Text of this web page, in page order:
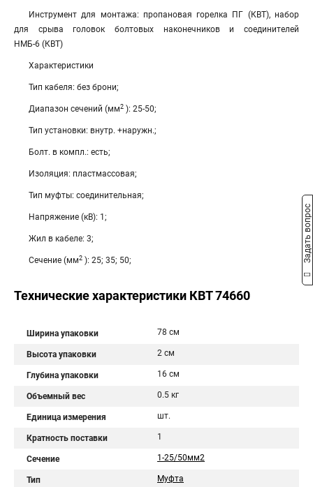
Инструмент для монтажа: пропановая горелка ПГ (КВТ), набор
для срыва головок болтовых наконечников и соединителей
НМБ-6 (КВТ)
Характеристики
Тип кабеля: без брони;
Диапазон сечений (мм2 ): 25-50;
Тип установки: внутр. +наружн.;
Болт. в компл.: есть;
Изоляция: пластмассовая;
Тип муфты: соединительная;
Напряжение (кВ): 1;
Жил в кабеле: 3;
Сечение (мм2 ): 25; 35; 50;
Технические характеристики КВТ 74660
Ширина упаковки 78 см
Высота упаковки 2 см
Глубина упаковки 16 см
Объемный вес 0.5 кг
Единица измерения шт.
Кратность поставки 1
Сечение 1-25/50мм2
Тип Муфта
Задать вопрос